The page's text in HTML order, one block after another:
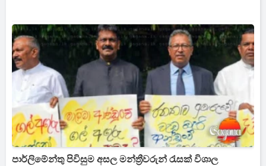
පාර්ලිමේන්තු පිවිසුම අසල මන්ත්‍රීවරුන් රැසක් විශාල